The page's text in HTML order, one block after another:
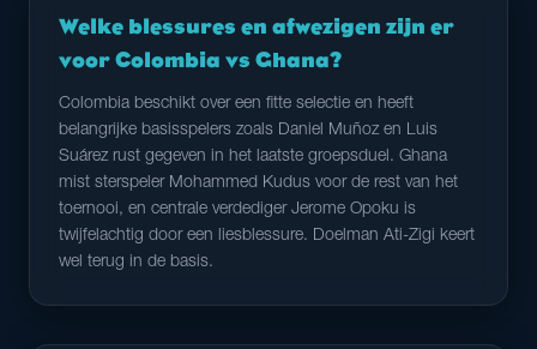
Welke blessures en afwezigen zijn er
voor Colombia vs Ghana?
Colombia beschikt over een fitte selectie en heeft
belangrijke basisspelers zoals Daniel Muñoz en Luis
Suárez rust gegeven in het laatste groepsduel. Ghana
mist sterspeler Mohammed Kudus voor de rest van het
toernooi, en centrale verdediger Jerome Opoku is
twijfelachtig door een liesblessure. Doelman Ati-Zigi keert
wel terug in de basis.